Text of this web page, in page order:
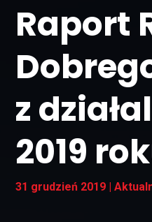
Raport
z
2019
31 grudzień 2019 |